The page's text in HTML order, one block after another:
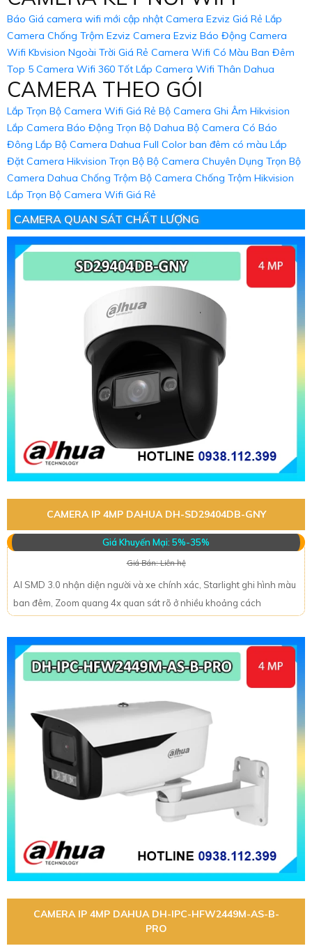
Báo Giá camera wifi mới cập nhật Camera Ezviz Giá Rẻ Lắp
Camera Chống Trộm Ezviz Camera Ezviz Báo Động Camera
Wifi Kbvision Ngoài Trời Giá Rẻ Camera Wifi Có Màu Ban Đêm
Top 5 Camera Wifi 360 Tốt Lắp Camera Wifi Thân Dahua
CAMERA THEO GÓI
Lắp Trọn Bộ Camera Wifi Giá Rẻ Bộ Camera Ghi Âm Hikvision
Lắp Camera Báo Động Trọn Bộ Dahua Bộ Camera Có Báo
Đông Lắp Bộ Camera Dahua Full Color ban đêm có màu Lắp
Đặt Camera Hikvision Trọn Bộ Bộ Camera Chuyên Dụng Trọn Bộ
Camera Dahua Chống Trộm Bộ Camera Chống Trộm Hikvision
Lắp Trọn Bộ Camera Wifi Giá Rẻ
CAMERA QUAN SÁT CHẤT LƯỢNG
CAMERA IP 4MP DAHUA DH-SD29404DB-GNY
Giá Khuyến Mại: 5%-35%
Giá Bán: Liên hệ
AI SMD 3.0 nhận diện người và xe chính xác, Starlight ghi hình màu
ban đêm, Zoom quang 4x quan sát rõ ở nhiều khoảng cách
CAMERA IP 4MP DAHUA DH-IPC-HFW2449M-AS-B-
PRO